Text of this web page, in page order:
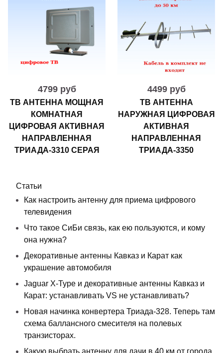
4799 руб
ТВ АНТЕННА МОЩНАЯ
КОМНАТНАЯ
ЦИФРОВАЯ АКТИВНАЯ
НАПРАВЛЕННАЯ
ТРИАДА-3310 СЕРАЯ
4499 руб
ТВ АНТЕННА
НАРУЖНАЯ ЦИФРОВАЯ
АКТИВНАЯ
НАПРАВЛЕННАЯ
ТРИАДА-3350
Статьи
Как настроить антенну для приема цифрового
телевидения
Что такое СиБи связь, как ею пользуются, и кому
она нужна?
Декоративные антенны Кавказ и Карат как
украшение автомобиля
Jaguar X-Type и декоративные антенны Кавказ и
Карат: устанавливать VS не устанавливать?
Новая начинка конвертера Триада-328. Теперь там
схема баллансного смесителя на полевых
транзисторах.